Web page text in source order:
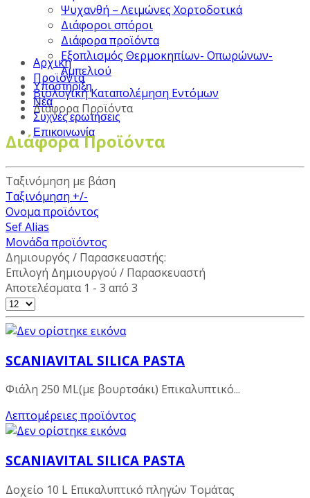
Ψυχανθή – Λειμώνες Χορτοδοτικά
Διάφοροι σπόροι
Διάφορα προϊόντα
Εξοπλισμός Θερμοκηπίων- Οπωρώνων-
Αμπελιού
Υποστήριξη
Νέα
Συχνές ερωτήσεις
Επικοινωνία
Αρχική
Προϊόντα
Βιολογική Καταπολέμηση Εντόμων
Διάφορα Προϊόντα
Διάφορα Προϊόντα
Ταξινόμηση με βάση
Ταξινόμηση +/-
Ονομα προϊόντος
Sef Alias
Μονάδα προϊόντος
Δημιουργός / Παρασκευαστής:
Επιλογή Δημιουργού / Παρασκευαστή
Αποτελέσματα 1 - 3 από 3
SCANIAVITAL SILICA PASTA
Φιάλη 250 ML(με βουρτσάκι) Επικαλυπτικό...
Λεπτομέρειες προϊόντος
SCANIAVITAL SILICA PASTA
Δοχείο 10 L Επικαλυπτικό πληγών Τομάτας